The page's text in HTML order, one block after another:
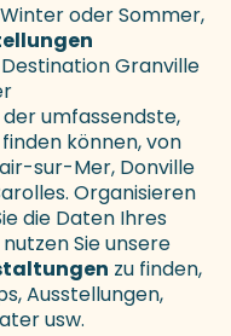
oder Sommer,
Granville
umfassendste,
können, von
sur-Mer, Donville
Organisieren
die Daten Ihres
Sie unsere
zu finden,
Ausstellungen,
usw.